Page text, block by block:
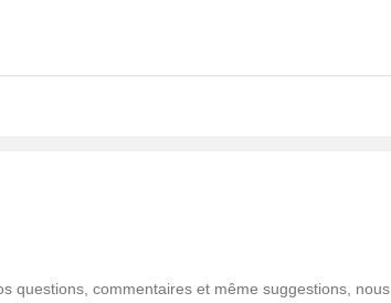
questions, commentaires et même suggestions, nous